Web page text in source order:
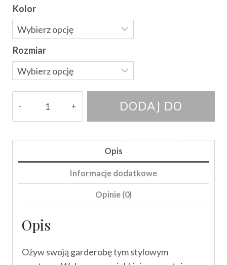
Kolor
Rozmiar
Sweter/bluzka
DODAJ DO
KOSZYKA
Opis
Informacje dodatkowe
Opinie (0)
Opis
Ożyw swoją garderobę tym stylowym